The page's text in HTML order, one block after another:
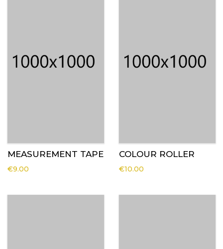
MEASUREMENT TAPE
€9.00
COLOUR ROLLER
€10.00